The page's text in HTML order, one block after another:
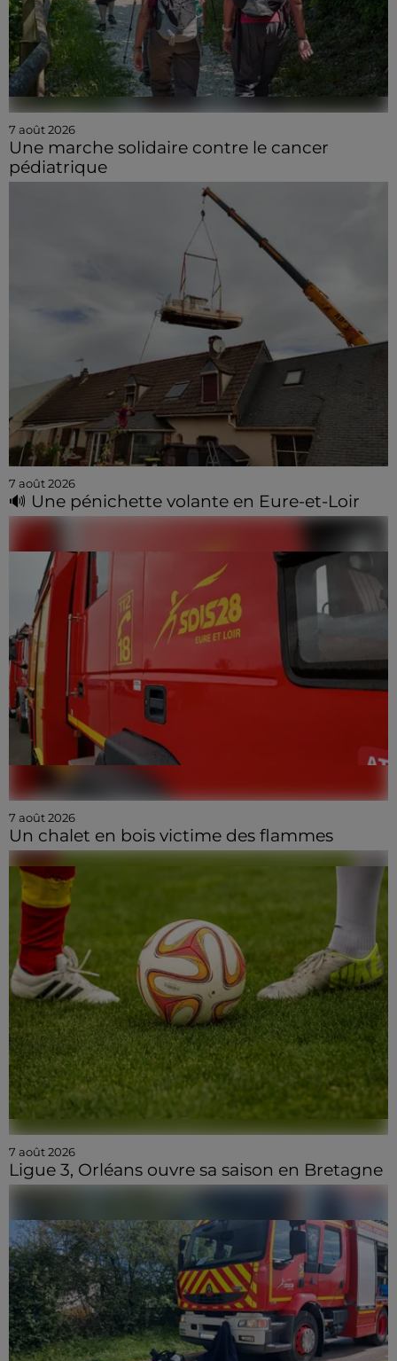
7 août 2026
Une marche solidaire contre le cancer
pédiatrique
7 août 2026
🔊 Une pénichette volante en Eure-et-Loir
7 août 2026
Un chalet en bois victime des flammes
7 août 2026
Ligue 3, Orléans ouvre sa saison en Bretagne